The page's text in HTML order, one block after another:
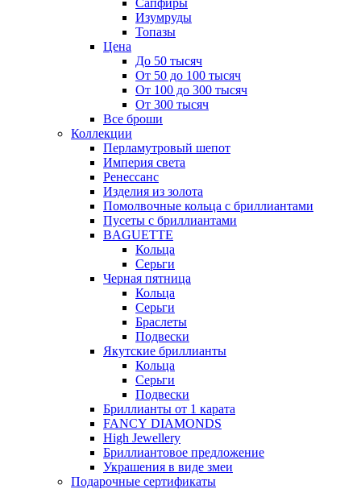
Сапфиры
Изумруды
Топазы
Цена
До 50 тысяч
От 50 до 100 тысяч
От 100 до 300 тысяч
От 300 тысяч
Все броши
Коллекции
Перламутровый шепот
Империя света
Ренессанс
Изделия из золота
Помолвочные кольца с бриллиантами
Пусеты с бриллиантами
BAGUETTE
Кольца
Серьги
Черная пятница
Кольца
Серьги
Браслеты
Подвески
Якутские бриллианты
Кольца
Серьги
Подвески
Бриллианты от 1 карата
FANCY DIAMONDS
High Jewellery
Бриллиантовое предложение
Украшения в виде змеи
Подарочные сертификаты